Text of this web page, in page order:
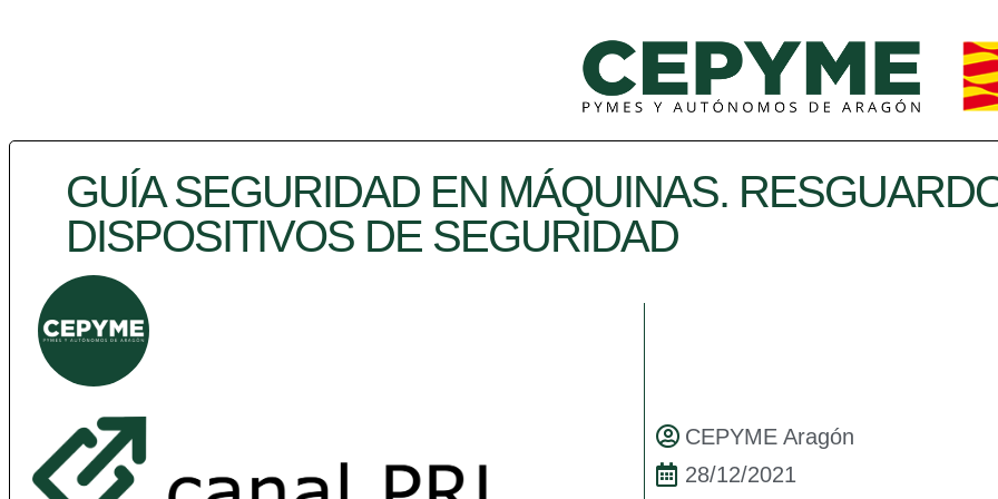
GUÍA SEGURIDAD EN MÁQUINAS.
DISPOSITIVOS DE SEGURIDAD
CEPYME Aragón
28/12/2021